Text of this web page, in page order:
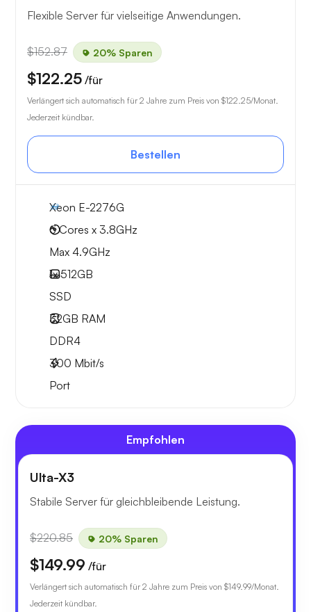
Flexible Server für vielseitige Anwendungen.
$152.87 20% Sparen
$122.25 /für
Verlängert sich automatisch für 2 Jahre zum Preis von $122.25/Monat.
Jederzeit kündbar.
Bestellen
Xeon E-2276G
6 Cores x 3.8GHz
Max 4.9GHz
1x512GB
SSD
32GB RAM
DDR4
300 Mbit/s
Port
Empfohlen
Ulta-X3
Stabile Server für gleichbleibende Leistung.
$220.85 20% Sparen
$149.99 /für
Verlängert sich automatisch für 2 Jahre zum Preis von $149.99/Monat.
Jederzeit kündbar.